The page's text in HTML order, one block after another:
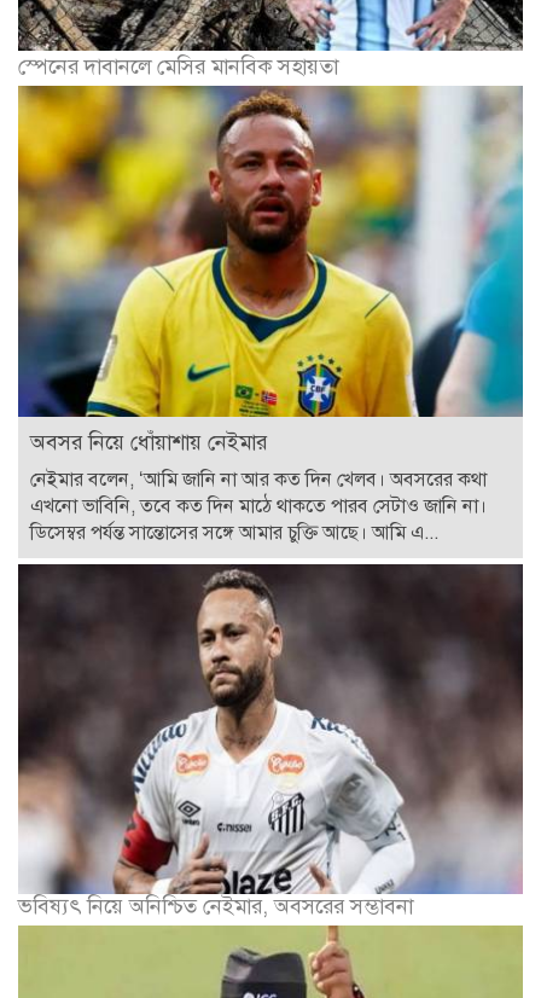
স্পেনের দাবানলে মেসির মানবিক সহায়তা
অবসর নিয়ে ধোঁয়াশায় নেইমার
নেইমার বলেন, ‘আমি জানি না আর কত দিন খেলব। অবসরের কথা
এখনো ভাবিনি, তবে কত দিন মাঠে থাকতে পারব সেটাও জানি না।
ডিসেম্বর পর্যন্ত সান্তোসের সঙ্গে আমার চুক্তি আছে। আমি এ...
ভবিষ্যৎ নিয়ে অনিশ্চিত নেইমার, অবসরের সম্ভাবনা